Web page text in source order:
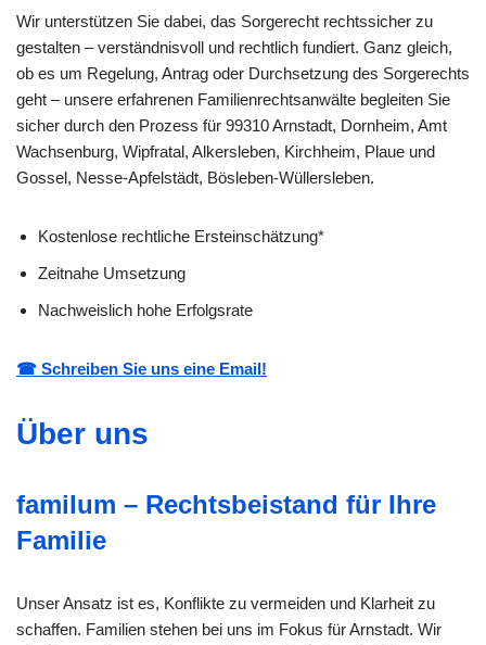
Wir unterstützen Sie dabei, das Sorgerecht rechtssicher zu
gestalten – verständnisvoll und rechtlich fundiert. Ganz gleich,
ob es um Regelung, Antrag oder Durchsetzung des Sorgerechts
geht – unsere erfahrenen Familienrechtsanwälte begleiten Sie
sicher durch den Prozess für 99310 Arnstadt, Dornheim, Amt
Wachsenburg, Wipfratal, Alkersleben, Kirchheim, Plaue und
Gossel, Nesse-Apfelstädt, Bösleben-Wüllersleben.
Kostenlose rechtliche Ersteinschätzung*
Zeitnahe Umsetzung
Nachweislich hohe Erfolgsrate
☎ Schreiben Sie uns eine Email!
Über uns
familum – Rechtsbeistand für Ihre
Familie
Unser Ansatz ist es, Konflikte zu vermeiden und Klarheit zu
schaffen. Familien stehen bei uns im Fokus für Arnstadt. Wir